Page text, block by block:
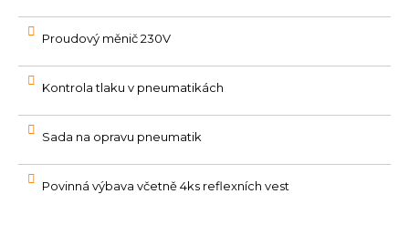
Proudový měnič 230V
Kontrola tlaku v pneumatikách
Sada na opravu pneumatik
Povinná výbava včetně 4ks reflexních vest